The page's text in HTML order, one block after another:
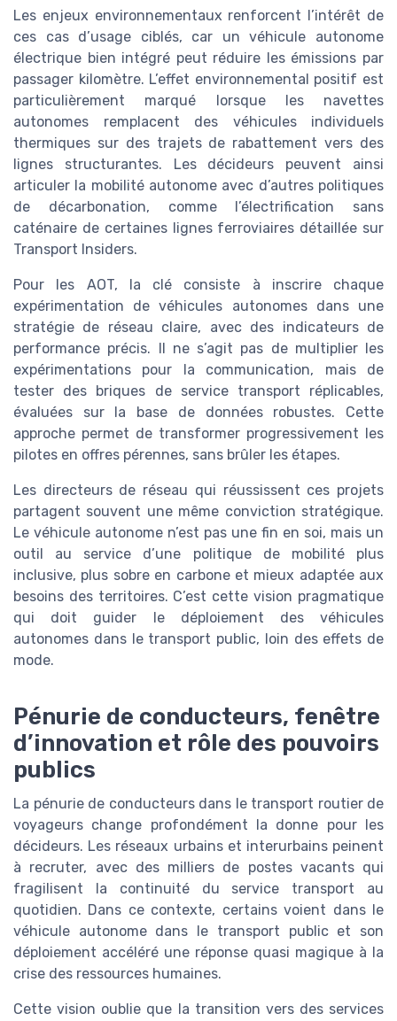
Les enjeux environnementaux renforcent l’intérêt de
ces cas d’usage ciblés, car un véhicule autonome
électrique bien intégré peut réduire les émissions par
passager kilomètre. L’effet environnemental positif est
particulièrement marqué lorsque les navettes
autonomes remplacent des véhicules individuels
thermiques sur des trajets de rabattement vers des
lignes structurantes. Les décideurs peuvent ainsi
articuler la mobilité autonome avec d’autres politiques
de décarbonation, comme l’électrification sans
caténaire de certaines lignes ferroviaires détaillée sur
Transport Insiders.
Pour les AOT, la clé consiste à inscrire chaque
expérimentation de véhicules autonomes dans une
stratégie de réseau claire, avec des indicateurs de
performance précis. Il ne s’agit pas de multiplier les
expérimentations pour la communication, mais de
tester des briques de service transport réplicables,
évaluées sur la base de données robustes. Cette
approche permet de transformer progressivement les
pilotes en offres pérennes, sans brûler les étapes.
Les directeurs de réseau qui réussissent ces projets
partagent souvent une même conviction stratégique.
Le véhicule autonome n’est pas une fin en soi, mais un
outil au service d’une politique de mobilité plus
inclusive, plus sobre en carbone et mieux adaptée aux
besoins des territoires. C’est cette vision pragmatique
qui doit guider le déploiement des véhicules
autonomes dans le transport public, loin des effets de
mode.
Pénurie de conducteurs, fenêtre
d’innovation et rôle des pouvoirs
publics
La pénurie de conducteurs dans le transport routier de
voyageurs change profondément la donne pour les
décideurs. Les réseaux urbains et interurbains peinent
à recruter, avec des milliers de postes vacants qui
fragilisent la continuité du service transport au
quotidien. Dans ce contexte, certains voient dans le
véhicule autonome dans le transport public et son
déploiement accéléré une réponse quasi magique à la
crise des ressources humaines.
Cette vision oublie que la transition vers des services